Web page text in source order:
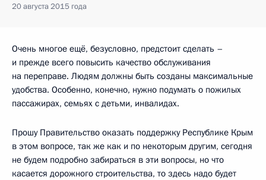
20 августа 2015 года
Очень многое ещё, безусловно, предстоит сделать –
и прежде всего повысить качество обслуживания
на переправе. Людям должны быть созданы максимальные
удобства. Особенно, конечно, нужно подумать о пожилых
пассажирах, семьях с детьми, инвалидах.
Прошу Правительство оказать поддержку Республике Крым
в этом вопросе, так же как и по некоторым другим, сегодня
не будем подробно забираться в эти вопросы, но что
касается дорожного строительства, то здесь надо будет